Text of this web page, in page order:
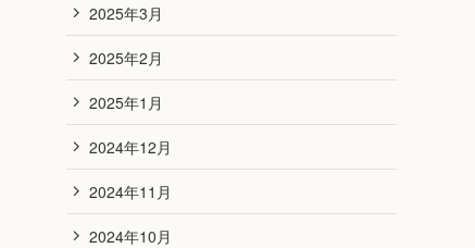
2025年3月
2025年2月
2025年1月
2024年12月
2024年11月
2024年10月